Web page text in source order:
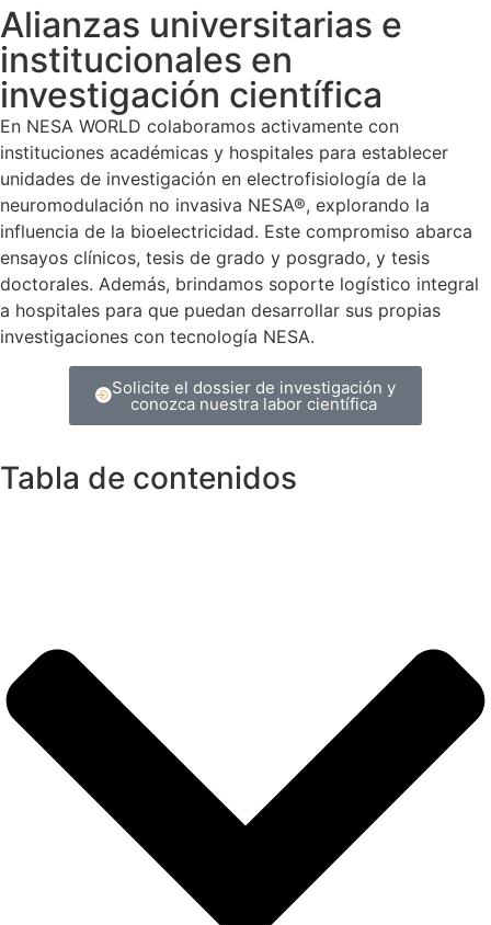
Alianzas universitarias e
institucionales en
investigación científica
En NESA WORLD colaboramos activamente con
instituciones académicas y hospitales para establecer
unidades de investigación en electrofisiología de la
neuromodulación no invasiva NESA®, explorando la
influencia de la bioelectricidad. Este compromiso abarca
ensayos clínicos, tesis de grado y posgrado, y tesis
doctorales. Además, brindamos soporte logístico integral
a hospitales para que puedan desarrollar sus propias
investigaciones con tecnología NESA.
Solicite el dossier de investigación y
conozca nuestra labor científica
Tabla de contenidos